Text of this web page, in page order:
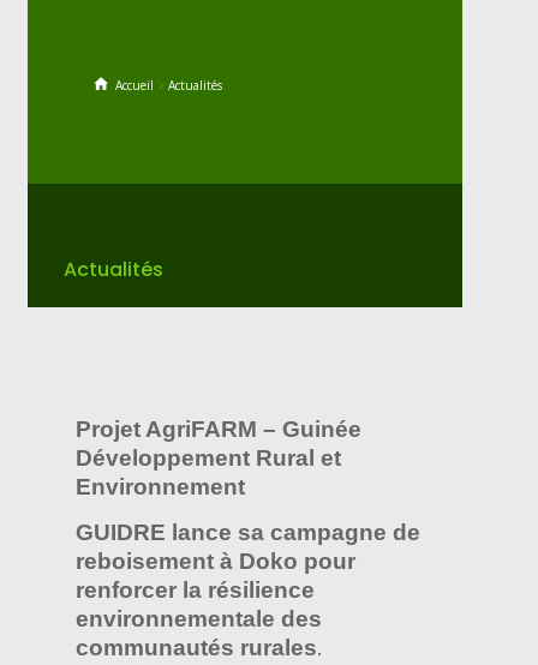
Accueil > Actualités
Actualités
Projet AgriFARM – Guinée
Développement Rural et
Environnement
GUIDRE lance sa campagne de
reboisement à Doko pour
renforcer la résilience
environnementale des
communautés rurales.